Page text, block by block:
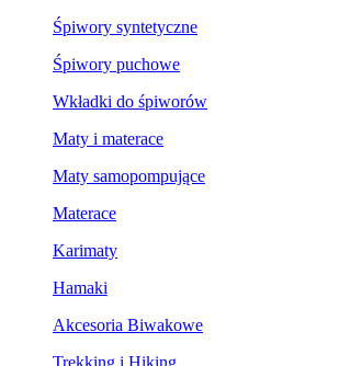
Śpiwory syntetyczne
Śpiwory puchowe
Wkładki do śpiworów
Maty i materace
Maty samopompujące
Materace
Karimaty
Hamaki
Akcesoria Biwakowe
Trekking i Hiking